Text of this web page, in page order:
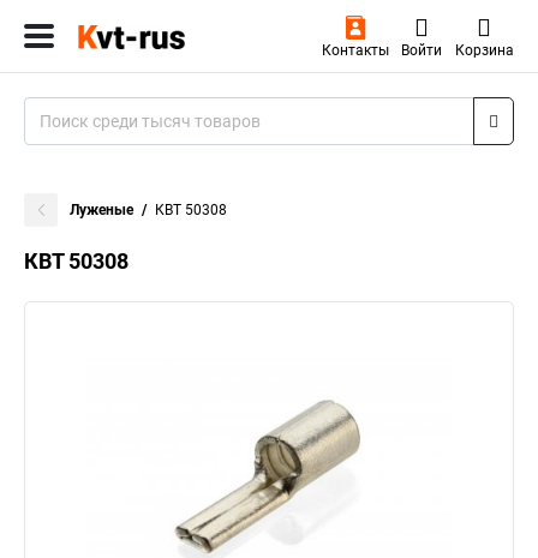
Контакты Войти Корзина
Луженые КВТ 50308
КВТ 50308